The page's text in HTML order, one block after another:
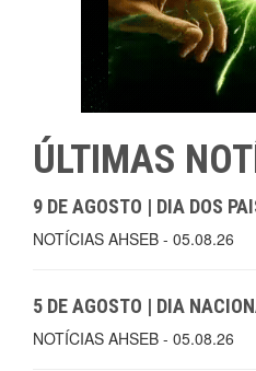
ÚLTIMAS
9 DE AGOSTO | DIA DOS
NOTÍCIAS AHSEB - 05.08.26
5 DE AGOSTO | DIA
NOTÍCIAS AHSEB - 05.08.26